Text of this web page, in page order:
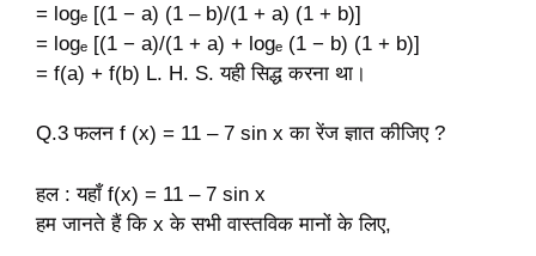
= logₑ [(1 − a) (1 – b)/(1 + a) (1 + b)]
= logₑ [(1 − a)/(1 + a) + logₑ (1 − b) (1 + b)]
= f(a) + f(b) L. H. S. यही सिद्ध करना था।
Q.3 फलन f (x) = 11 – 7 sin x का रेंज ज्ञात कीजिए ?
हल : यहाँ f(x) = 11 – 7 sin x
हम जानते हैं कि x के सभी वास्तविक मानों के लिए,